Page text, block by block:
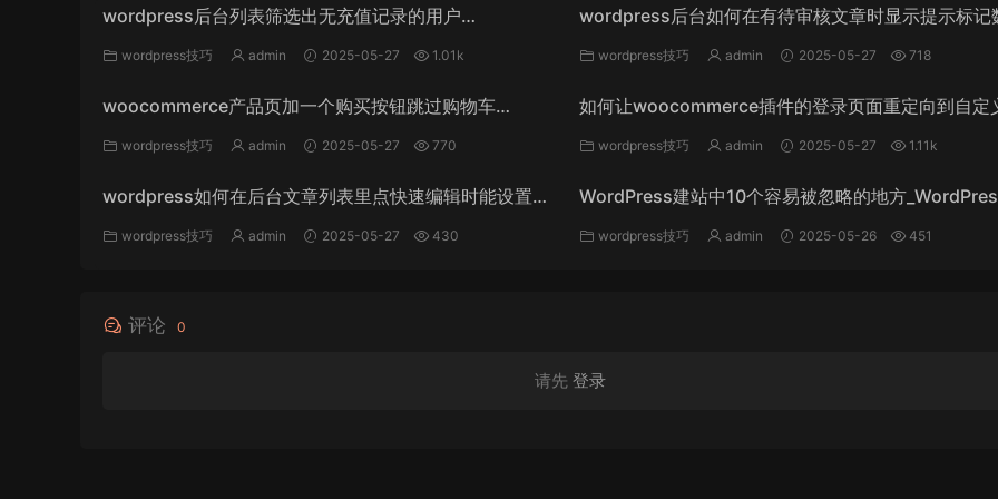
wordpress后台列表筛选出无充值记录的用户
_WordPress教程
wordpress技巧 admin 2025-05-27 1.01k
wordpress后台如何在有待审核文章时显示提示标记
_WordPress教程
wordpress技巧 admin 2025-05-27 718
woocommerce产品页加一个购买按钮跳过购物车
_WordPress教程
wordpress技巧 admin 2025-05-27 770
如何让woocommerce插件的登录页面重定向到自定
录页面_WordPress教程
wordpress技巧 admin 2025-05-27 1.11k
wordpress如何在后台文章列表里点快速编辑时能设置某
个文章字段_WordPress教程
wordpress技巧 admin 2025-05-27 430
WordPress建站中10个容易被忽略的地方
程 wordpress技巧 admin 2025-05-26 451
评论 0
请先 登录